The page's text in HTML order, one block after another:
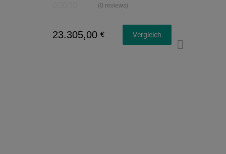
(0 reviews)
23.305,00 €
Vergleich